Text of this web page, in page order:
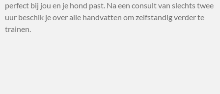
perfect bij jou en je hond past. Na een consult van slechts twee
uur beschik je over alle handvatten om zelfstandig verder te
trainen.